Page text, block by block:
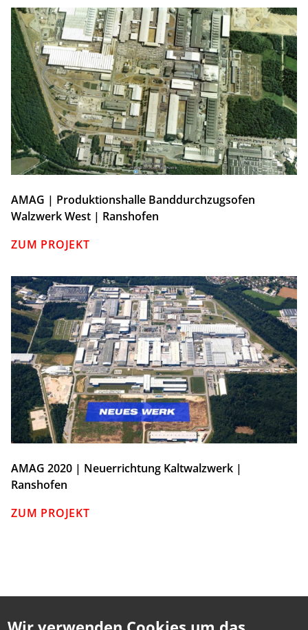
AMAG | Produktionshalle Banddurchzugsofen
Walzwerk West | Ranshofen
ZUM PROJEKT
AMAG 2020 | Neuerrichtung Kaltwalzwerk |
Ranshofen
ZUM PROJEKT